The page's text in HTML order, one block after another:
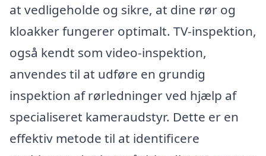
at vedligeholde og sikre, at dine rør og
kloakker fungerer optimalt. TV-inspektion,
også kendt som video-inspektion,
anvendes til at udføre en grundig
inspektion af rørledninger ved hjælp af
specialiseret kameraudstyr. Dette er en
effektiv metode til at identificere